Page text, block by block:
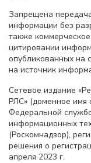
Запрещена
информации без
также
цитировании
опубликованных на
на источник
Сетевое издание
РЛС» (доменное имя
Федеральной
информационных
(Роскомнадзор),
решения о
апреля 2023 г.